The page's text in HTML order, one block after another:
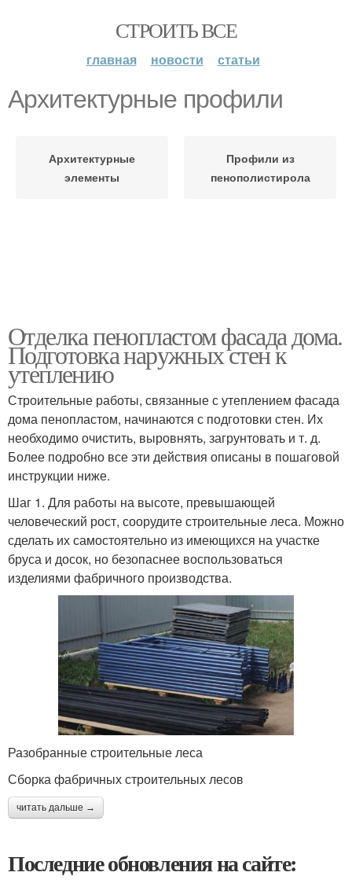
СТРОИТЬ ВСЕ
главная новости статьи
Архитектурные профили
Архитектурные
элементы
Профили из
пенополистирола
Отделка пенопластом фасада дома.
Подготовка наружных стен к
утеплению
Строительные работы, связанные с утеплением фасада
дома пенопластом, начинаются с подготовки стен. Их
необходимо очистить, выровнять, загрунтовать и т. д.
Более подробно все эти действия описаны в пошаговой
инструкции ниже.
Шаг 1. Для работы на высоте, превышающей
человеческий рост, соорудите строительные леса. Можно
сделать их самостоятельно из имеющихся на участке
бруса и досок, но безопаснее воспользоваться
изделиями фабричного производства.
Разобранные строительные леса
Сборка фабричных строительных лесов
читать дальше →
Последние обновления на сайте: